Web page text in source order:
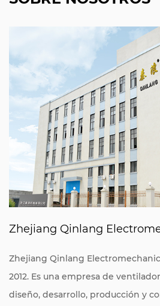
Zhejiang Qinlang
Zhejiang Qinlang
2012. Es una empresa de
diseño, desarrollo, producción y